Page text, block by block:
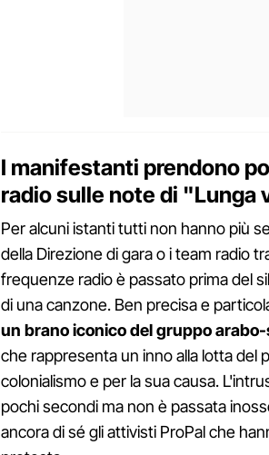
I manifestanti prendono
radio sulle note di "Lunga
Per alcuni istanti tutti non hanno più
della Direzione di gara o i team radio
frequenze radio è passato prima del
di una canzone. Ben precisa e
un brano iconico del gruppo
che rappresenta un inno alla lotta del
colonialismo e per la sua causa.
pochi secondi ma non è passata
ancora di sé gli attivisti ProPal che